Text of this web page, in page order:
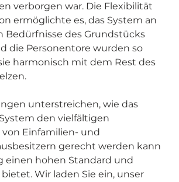
verborgen war. Die Flexibilität
ermöglichte es, das System an
Bedürfnisse des Grundstücks
die Personentore wurden so
harmonisch mit dem Rest des
unterstreichen, wie das
System den vielfältigen
Einfamilien- und
gerecht werden kann
einen hohen Standard und
Wir laden Sie ein, unser